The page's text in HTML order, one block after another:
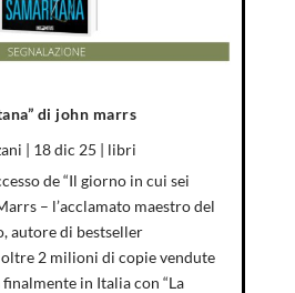
di john marrs
| 18 dic 25 | libri
de “Il giorno in cui sei
– l’acclamato maestro del
autore di bestseller
2 milioni di copie vendute
in Italia con “La